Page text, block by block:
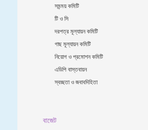
সমন্ময় কমিটি
টি ও সি
দরপত্র মূল্যায়ন কমিটি
গাছ মূল্যায়ন কমিটি
নিয়োগ ও প্রমোশন কমিটি
এডিপি বাস্তবায়ন
স্বচ্ছতা ও জবাবদিহিতা
বাজেট